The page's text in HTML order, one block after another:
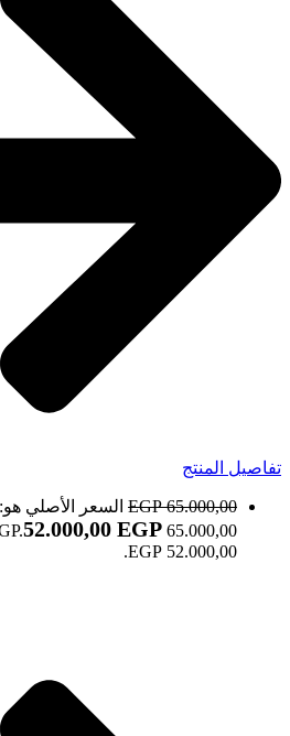
تفاصيل المنتج
65.000,00
EGP
السعر الأصلي هو:
65.000,00 EGP.
52.000,00EGP
52.000,00 EGP.